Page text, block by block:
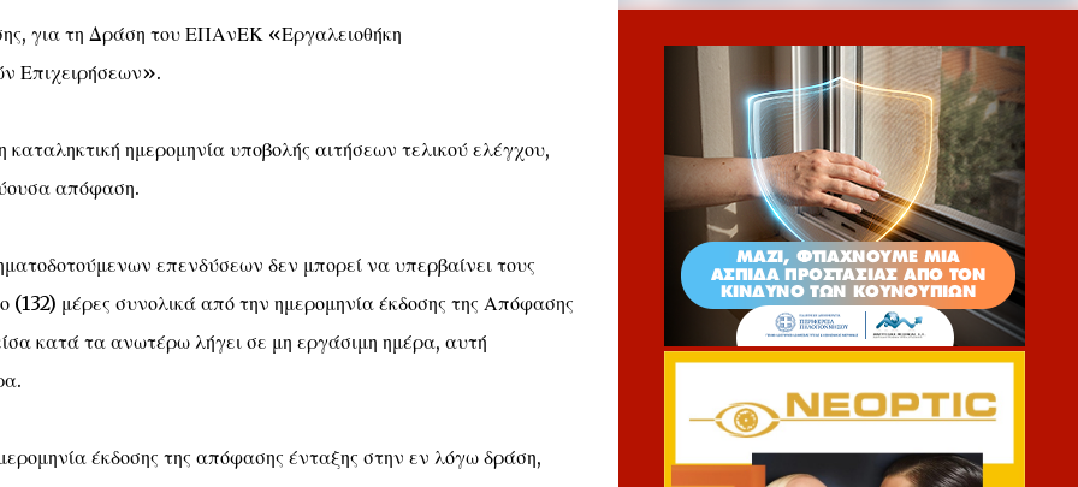
για τη Δράση του ΕΠΑνΕΚ «Εργαλειοθήκη
Επιχειρήσεων».
ημερομηνία υποβολής αιτήσεων τελικού ελέγχου,
απόφαση.
επενδύσεων δεν μπορεί να υπερβαίνει τους
μέρες συνολικά από την ημερομηνία έκδοσης της Απόφασης
κατά τα ανωτέρω λήγει σε μη εργάσιμη ημέρα, αυτή
έκδοσης της απόφασης ένταξης στην εν λόγω δράση,